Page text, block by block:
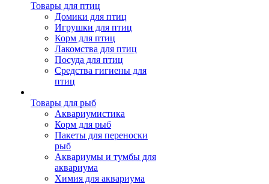
Товары для птиц
Домики для птиц
Игрушки для птиц
Корм для птиц
Лакомства для птиц
Посуда для птиц
Средства гигиены для
птиц
Товары для рыб
Аквариумистика
Корм для рыб
Пакеты для переноски
рыб
Аквариумы и тумбы для
аквариума
Химия для аквариума